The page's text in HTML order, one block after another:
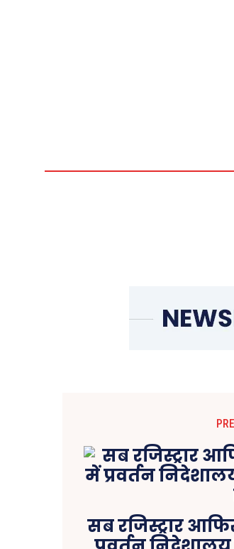
सब रजिस्ट्रार